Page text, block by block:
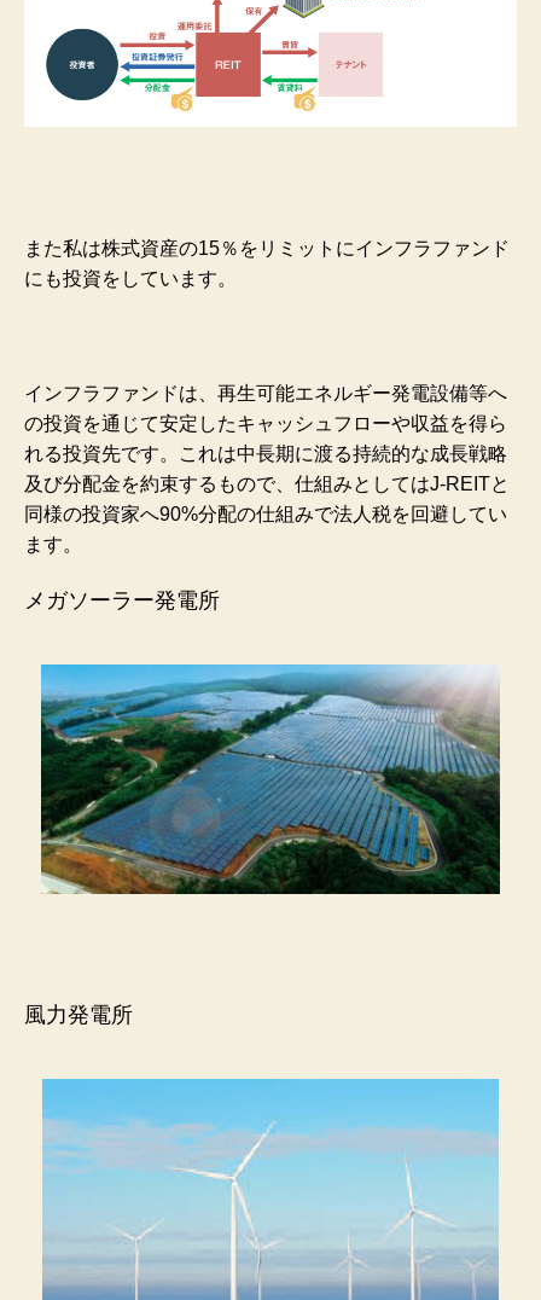
また私は株式資産の15％をリミットにインフラファンド
にも投資をしています。
インフラファンドは、再生可能エネルギー発電設備等へ
の投資を通じて安定したキャッシュフローや収益を得ら
れる投資先です。これは中長期に渡る持続的な成長戦略
及び分配金を約束するもので、仕組みとしてはJ-REITと
同様の投資家へ90%分配の仕組みで法人税を回避してい
ます。
メガソーラー発電所
風力発電所